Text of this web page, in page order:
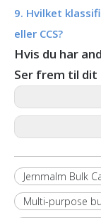
9. Hvilket
eller CCS?
Hvis du har
Ser frem til dit
Jernmalm Bulk
Multi-purpose